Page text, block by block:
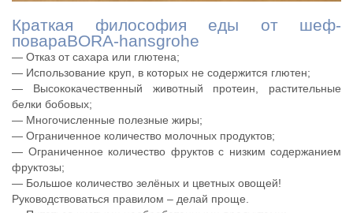
Краткая философия еды от шеф-
повараBORA-hansgrohe
— Отказ от сахара или глютена;
— Использование круп, в которых не содержится глютен;
— Высококачественный животный протеин, растительные
белки бобовых;
— Многочисленные полезные жиры;
— Ограниченное количество молочных продуктов;
— Ограниченное количество фруктов с низким содержанием
фруктозы;
— Большое количество зелёных и цветных овощей!
Руководствоваться правилом – делай проще.